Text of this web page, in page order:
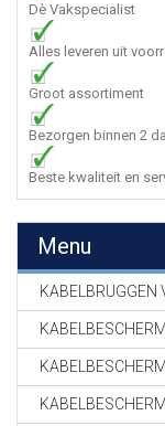
Dè Vakspecialist
Alles leveren uit
Groot assortiment
Bezorgen binnen 2
Beste kwaliteit en
Menu
KABELBRUGGEN